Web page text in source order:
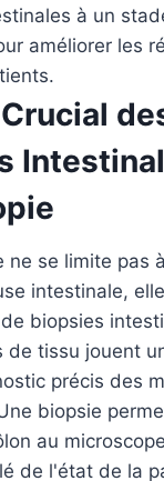
à un
améliorer les
ne se limite pas
intestinale,
biopsies
de tissu jouent
précis des
biopsie
au
de l'état de la